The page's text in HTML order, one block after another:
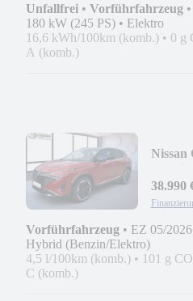
Unfallfrei • Vorführfahrzeug •
180 kW (245 PS) • Elektro
16,6 kWh/100km (komb.) • 0 g
A (komb.)
Nissan
38.990
Vorführfahrzeug • EZ 05/2026
Hybrid (Benzin/Elektro)
4,5 l/100km (komb.) • 101 g
C (komb.)